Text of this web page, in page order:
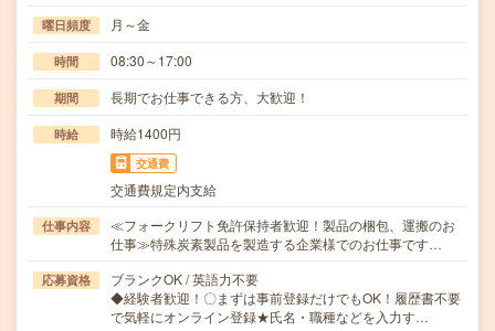
曜日頻度 月～金
時間 08:30～17:00
期間 長期でお仕事できる方、大歓迎！
時給 時給1400円
交通費
交通費規定内支給
仕事内容
≪フォークリフト免許保持者歓迎！製品の梱包、運搬のお
仕事≫特殊炭素製品を製造する企業様でのお仕事です…
応募資格
ブランクOK / 英語力不要
◆経験者歓迎！〇まずは事前登録だけでもOK！履歴書不要
で気軽にオンライン登録★氏名・職種などを入力す…